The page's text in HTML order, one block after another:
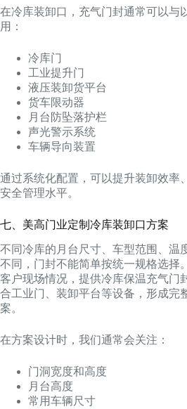
在冷库装卸口，充气门封通常可以与
用：
冷库门
工业提升门
液压装卸货平台
货车限动器
月台防坠落护栏
声光警示系统
车辆导向装置
通过系统化配置，可以提升装卸效率
安全管理水平。
七、美高门业定制冷库装卸口方案
不同冷库的月台尺寸、车型范围、温
不同，门封不能简单按统一规格选择
客户现场情况，提供冷库保温充气门
合工业门、装卸平台等设备，形成完
案。
在方案设计时，我们通常会关注：
门洞宽度和高度
月台高度
常用车辆尺寸